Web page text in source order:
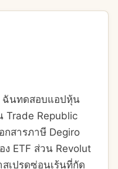
ฉันทดสอบแอปหุ้น
Trade Republic
กสารภาษี Degiro
ETF ส่วน Revolut
เปรดซ่อนเร้นที่กัด